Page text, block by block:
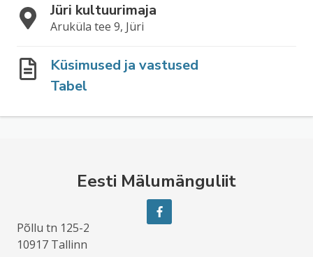
Jüri kultuurimaja
Aruküla tee 9, Jüri
Küsimused ja vastused
Tabel
Eesti Mälumänguliit
Põllu tn 125-2
10917 Tallinn